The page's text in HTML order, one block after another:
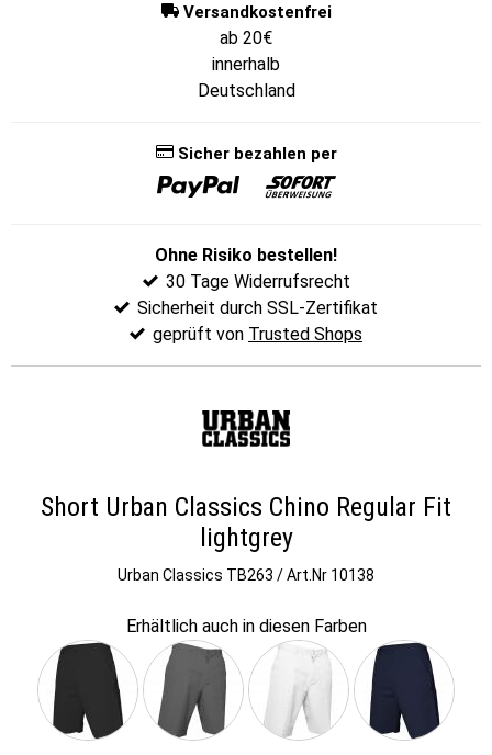
Versandkostenfrei
ab 20€
innerhalb
Deutschland
Sicher bezahlen per
Ohne Risiko bestellen!
30 Tage Widerrufsrecht
Sicherheit durch SSL-Zertifikat
geprüft von Trusted Shops
Short Urban Classics Chino Regular Fit
lightgrey
Urban Classics TB263 / Art.Nr 10138
Erhältlich auch in diesen Farben